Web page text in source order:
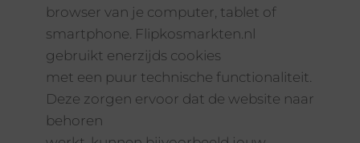
browser van je computer, tablet of
smartphone. Flipkosmarkten.nl
gebruikt enerzijds cookies
met een puur technische functionaliteit.
Deze zorgen ervoor dat de website naar
behoren